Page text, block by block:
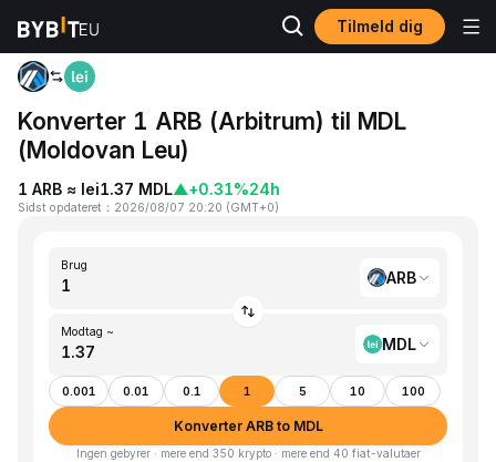
Tilmeld dig
Hjem ARB to MDL
Konverter 1 ARB (Arbitrum) til MDL
(Moldovan Leu)
1 ARB ≈ lei1.37 MDL▲+0.31%24h
Sidst opdateret ： 2026/08/07 20:20 (GMT+0)
Brug
ARB
Modtag ~
MDL
0.001 0.01 0.1 1 5 10 100
Konverter ARB to MDL
Ingen gebyrer · mere end 350 krypto · mere end 40 fiat-valutaer